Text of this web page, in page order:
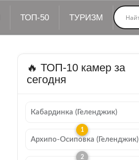
ТОП-50 ТУРИЗМ
🔥 ТОП-10 камер за
сегодня
Кабардинка (Геленджик)
Архипо-Осиповка (Геленджик)